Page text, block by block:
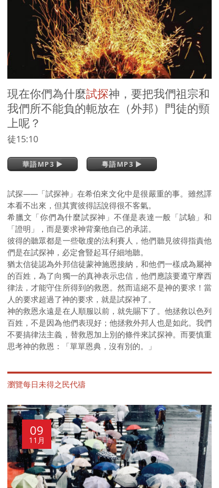
現在你們為什麼試探神，要把我們祖宗和
我們所不能負的軛放在（外邦）門徒的頸
上呢？
徒15:10
華語MP3 粵語MP3
試探——「試探神」在希伯來文化中是很嚴重的事。雖然譯
本看不出來，但其實彼得話說得很不客氣。
希臘文「你們為什麼試探神」不僅是表達一般「試驗」和
「證明」，而是要求神背棄他自己的承諾。
彼得的聽眾都是一些敬虔的法利賽人，他們聽見彼得指責他
們是在試探神，必定會豎起耳仔細地聽。
猶太信徒認為外邦信徒蒙神施恩接納，和他們一樣成為屬神
的百姓，為了向獨一的真神表示忠信，他們應該要遵守摩西
律法，才能守住所得到的救恩。然而這絕不是神的要求！當
人的要求超過了神的要求，就是試探神了。
神的救恩永遠是在人順服以前，就先賜下了。他拯救以色列
百姓，不是因為他們表現好；他拯救外邦人也是如此。我們
不要搞律法主義，替救恩加上別的條件來試探神。而要慎重
思考神的救恩：「單單恩典，沒有別的。」
瀏覽每日未得之民代禱
09
11月